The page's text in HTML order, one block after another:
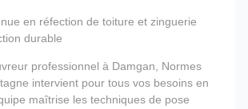
en réfection de toiture et zinguerie
durable
professionnel à Damgan, Normes
intervient pour tous vos besoins en
maîtrise les techniques de pose